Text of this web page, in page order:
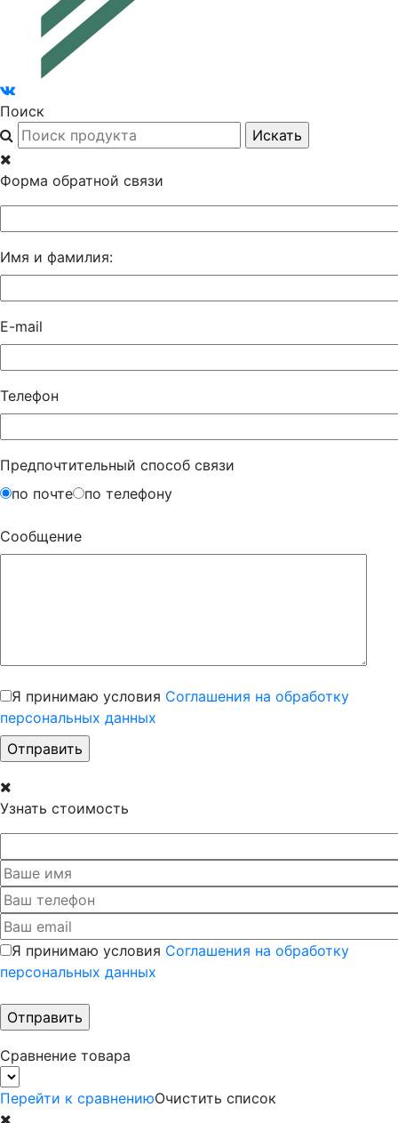
Поиск
Форма обратной связи
Имя и фамилия:
E-mail
Телефон
Предпочтительный способ связи
по почте
по телефону
Сообщение
Я принимаю условия Соглашения на обработку
персональных данных
Узнать стоимость
Я принимаю условия Соглашения на обработку
персональных данных
Сравнение товара
Перейти к сравнениюОчистить список